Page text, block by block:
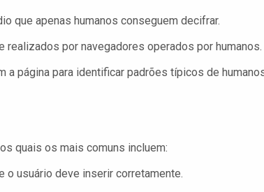
que apenas humanos conseguem decifrar.
por navegadores operados por humanos.
a página para identificar padrões típicos de
quais os mais comuns incluem:
usuário deve inserir corretamente.